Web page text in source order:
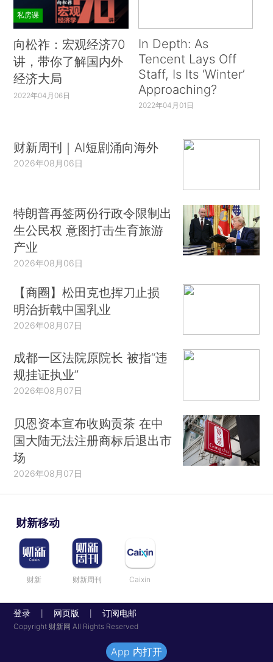
私房课
向松祚：宏观经济70
讲，带你了解国内外
经济大局
2022年04月06日
In Depth: As
Tencent Lays Off
Staff, Is Its ‘Winter’
Approaching?
2022年04月01日
财新周刊｜AI短剧涌向海外
2026年08月06日
特朗普再签两份行政令限制出
生公民权 意图打击生育旅游
产业
2026年08月06日
【商圈】松田克也挥刀止损
明治折戟中国乳业
2026年08月07日
成都一区法院原院长 被指“违
规挂证执业”
2026年08月07日
贝恩资本宣布收购贡茶 在中
国大陆无法注册商标后退出市
场
2026年08月07日
财新移动
财新 财新周刊 Caixin
登录 网页版 订阅电邮
Copyright 财新网 All Rights Reserved
App 内打开